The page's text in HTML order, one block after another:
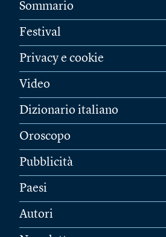
Sommario
Festival
Privacy e cookie
Video
Dizionario italiano
Oroscopo
Pubblicità
Paesi
Autori